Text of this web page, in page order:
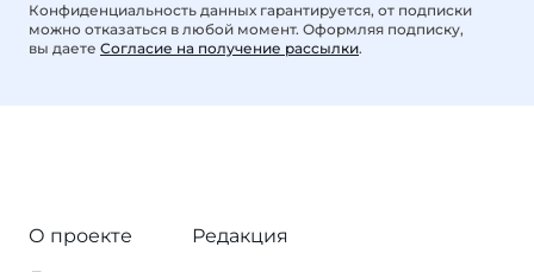
Конфиденциальность данных гарантируется, от подписки
можно отказаться в любой момент. Оформляя подписку,
вы даете Согласие на получение рассылки.
О проекте
Редакция